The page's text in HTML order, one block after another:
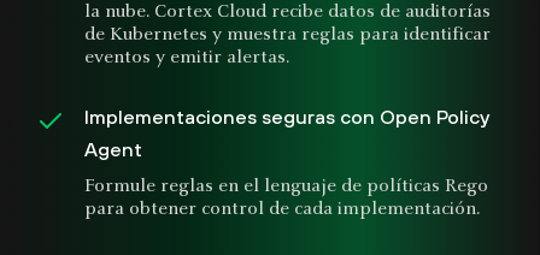
la nube. Cortex Cloud recibe datos de auditorías
de Kubernetes y muestra reglas para identificar
eventos y emitir alertas.
Implementaciones seguras con Open Policy
Agent
Formule reglas en el lenguaje de políticas Rego
para obtener control de cada implementación.